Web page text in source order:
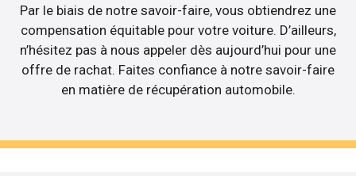
Par le biais de notre savoir-faire, vous obtiendrez une
compensation équitable pour votre voiture. D’ailleurs,
n’hésitez pas à nous appeler dès aujourd’hui pour une
offre de rachat. Faites confiance à notre savoir-faire
en matière de récupération automobile.